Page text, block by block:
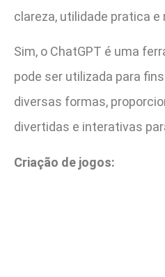
clareza, utilidade pratica e
Sim, o ChatGPT é uma
pode ser utilizada para
diversas formas,
divertidas e interativas
Criação de jogos: